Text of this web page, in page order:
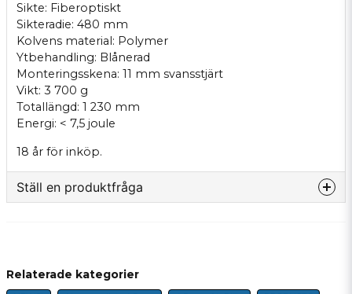
Sikte: Fiberoptiskt
Sikteradie: 480 mm
Kolvens material: Polymer
Ytbehandling: Blånerad
Monteringsskena: 11 mm svansstjärt
Vikt: 3 700 g
Totallängd: 1 230 mm
Energi: < 7,5 joule
18 år för inköp.
Ställ en produktfråga
Relaterade kategorier